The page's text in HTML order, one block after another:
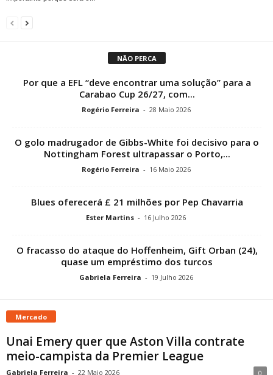
NÃO PERCA
Por que a EFL “deve encontrar uma solução” para a
Carabao Cup 26/27, com...
Rogério Ferreira - 28 Maio 2026
O golo madrugador de Gibbs-White foi decisivo para o
Nottingham Forest ultrapassar o Porto,...
Rogério Ferreira - 16 Maio 2026
Blues oferecerá £ 21 milhões por Pep Chavarria
Ester Martins - 16 Julho 2026
O fracasso do ataque do Hoffenheim, Gift Orban (24),
quase um empréstimo dos turcos
Gabriela Ferreira - 19 Julho 2026
Mercado
Unai Emery quer que Aston Villa contrate
meio-campista da Premier League
Gabriela Ferreira - 22 Maio 2026 0